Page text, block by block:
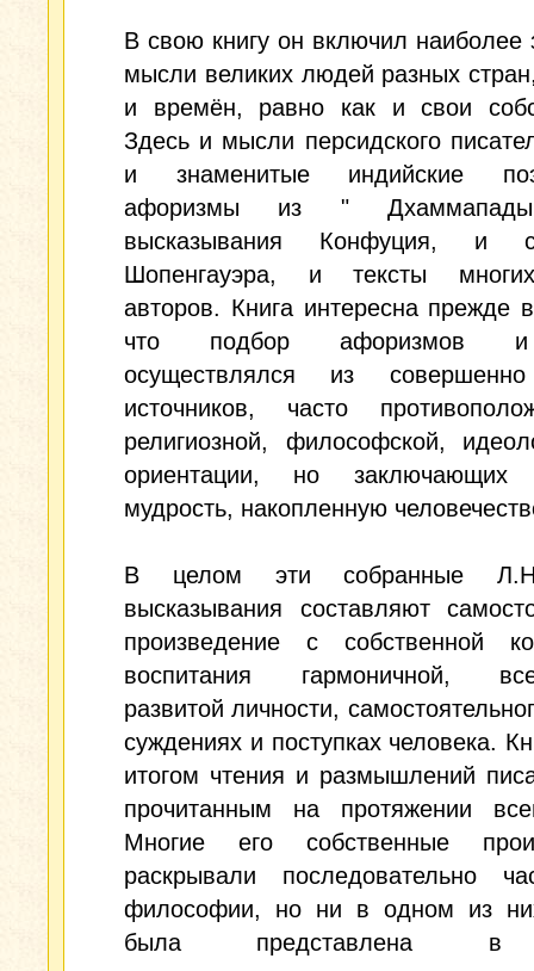
В свою книгу он включил наиболее
мысли великих людей разных
и времён, равно как и свои
Здесь и мысли персидского
и знаменитые индийские
афоризмы из "
высказывания Конфуция, и
Шопенгауэра, и тексты
авторов. Книга интересна прежде
что подбор афоризмов
осуществлялся из
источников, часто
религиозной, философской,
ориентации, но
мудрость, накопленную
В целом эти собранные
высказывания составляют
произведение с собственной
воспитания гармоничной,
развитой личности,
суждениях и поступках человека.
итогом чтения и размышлений
прочитанным на протяжении
Многие его собственные
раскрывали последовательно
философии, но ни в одном из
была представлена в